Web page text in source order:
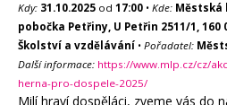
Kdy: 31.10.2025 od 17:00 • Kde: Městská
pobočka Petřiny, U Petřin 2511/1, 160
Školství a vzdělávání • Pořadatel:
Další informace: https://www.mlp.cz/cz/
herna-pro-dospele-2025/
Milí hraví dospěláci, zveme vás do